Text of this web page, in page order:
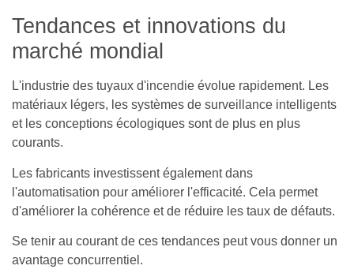
Tendances et innovations du
marché mondial
L'industrie des tuyaux d'incendie évolue rapidement. Les
matériaux légers, les systèmes de surveillance intelligents
et les conceptions écologiques sont de plus en plus
courants.
Les fabricants investissent également dans
l'automatisation pour améliorer l'efficacité. Cela permet
d'améliorer la cohérence et de réduire les taux de défauts.
Se tenir au courant de ces tendances peut vous donner un
avantage concurrentiel.